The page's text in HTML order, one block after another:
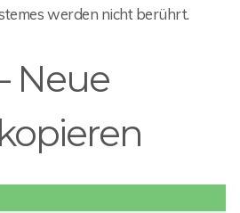
werden nicht berührt.
Neue